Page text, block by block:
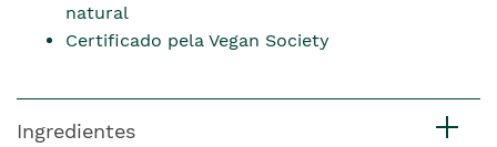
natural
Certificado pela Vegan Society
Ingredientes